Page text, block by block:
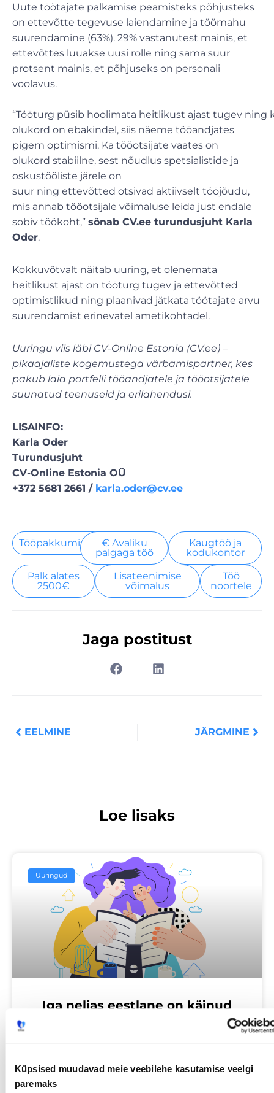
Küpsised muudavad meie veebilehe kasutamise veelgi
paremaks
Uute töötajate palkamise peamisteks põhjusteks
on ettevõtte tegevuse laiendamine ja töömahu
suurendamine (63%). 29% vastanutest mainis, et
ettevõttes luuakse uusi rolle ning sama suur
protsent mainis, et põhjuseks on personali
voolavus.
“Tööturg püsib hoolimata heitlikust ajast tugev ning
olukord on ebakindel, siis näeme tööandjates
pigem optimismi. Ka tööotsijate vaates on
olukord stabiilne, sest nõudlus spetsialistide ja
oskustööliste järele on
suur ning ettevõtted otsivad aktiivselt tööjõudu,
mis annab tööotsijale võimaluse leida just endale
sobiv töökoht,” sõnab CV.ee turundusjuht Karla
Oder.
Kokkuvõtvalt näitab uuring, et olenemata
heitlikust ajast on tööturg tugev ja ettevõtted
optimistlikud ning plaanivad jätkata töötajate arvu
suurendamist erinevatel ametikohtadel.
Uuringu viis läbi CV-Online Estonia (CV.ee) –
pikaajaliste kogemustega värbamispartner, kes
pakub laia portfelli tööandjatele ja tööotsijatele
suunatud teenuseid ja erilahendusi.
LISAINFO:
Karla Oder
Turundusjuht
CV-Online Estonia OÜ
+372 5681 2661 / karla.oder@cv.ee
Tööpakkumised
€ Avaliku
palgaga töö
Kaugtöö ja
kodukontor
Palk alates
2500€
Lisateenimise
võimalus
Töö
noortele
Jaga postitust
EELMINE JÄRGMINE
Loe lisaks
Uuringud
Iga neljas eestlane on käinud
vahetuskavatsuseta
23/07/2026